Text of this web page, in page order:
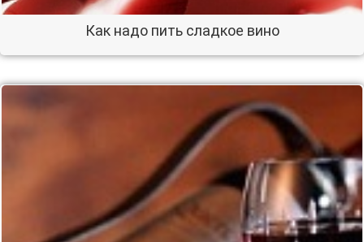
Как надо пить сладкое вино